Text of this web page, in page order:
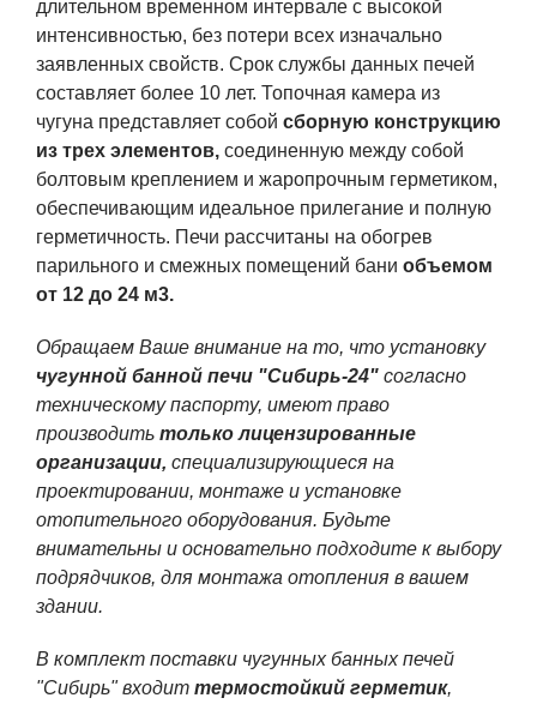
длительном временном интервале с высокой
интенсивностью, без потери всех изначально
заявленных свойств. Срок службы данных печей
составляет более 10 лет. Топочная камера из
чугуна представляет собой сборную конструкцию
из трех элементов, соединенную между собой
болтовым креплением и жаропрочным герметиком,
обеспечивающим идеальное прилегание и полную
герметичность. Печи рассчитаны на обогрев
парильного и смежных помещений бани объемом
от 12 до 24 м3.
Обращаем Ваше внимание на то, что установку
чугунной банной печи "Сибирь-24" согласно
техническому паспорту, имеют право
производить только лицензированные
организации, специализирующиеся на
проектировании, монтаже и установке
отопительного оборудования. Будьте
внимательны и основательно подходите к выбору
подрядчиков, для монтажа отопления в вашем
здании.
В комплект поставки чугунных банных печей
"Сибирь" входит термостойкий герметик,